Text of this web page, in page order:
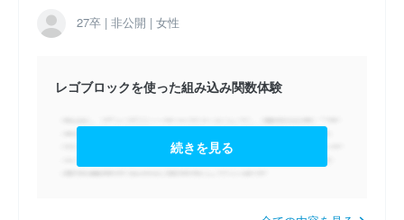
（2024年11月開催）
27卒 | 非公開 | 女性
レゴブロックを使った組み込み関数体験
続きを見る